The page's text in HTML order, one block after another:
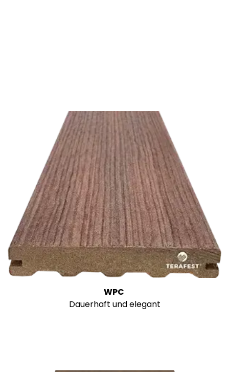
WPC
Dauerhaft und elegant